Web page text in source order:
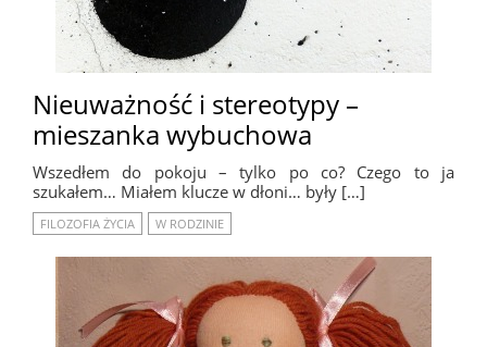
Nieuważność i stereotypy –
mieszanka wybuchowa
Wszedłem do pokoju – tylko po co? Czego to ja
szukałem… Miałem klucze w dłoni… były […]
FILOZOFIA ŻYCIA W RODZINIE